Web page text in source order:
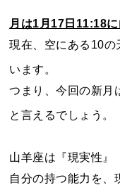
月は1月17日11:18に
現在、空にある10の
います。
つまり、今回の新月
と言えるでしょう。
山羊座は『現実性』
自分の持つ能力を、